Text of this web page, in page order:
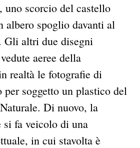
scorcio del castello
albero spoglio davanti al
Gli altri due disegni
aeree della
realtà le fotografie di
per soggetto un plastico del
Di nuovo, la
si fa veicolo di una
in cui stavolta è